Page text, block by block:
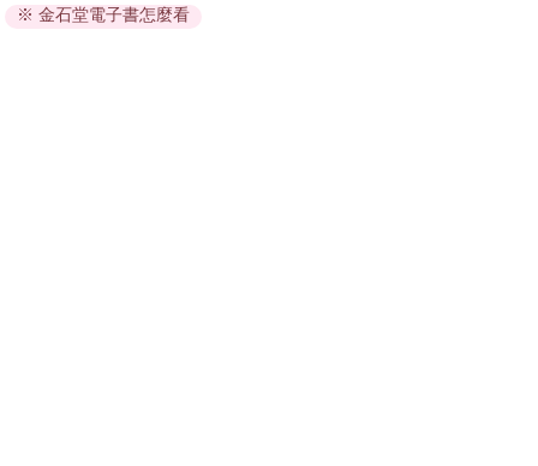
因版權保護，您在金石堂所購買的電子書僅能以金石堂專屬
※ 金石堂電子書怎麼看